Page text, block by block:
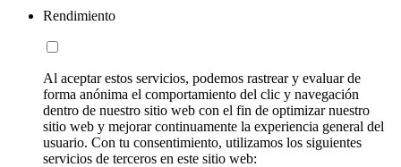
Rendimiento
Al aceptar estos servicios, podemos rastrear y evaluar de
forma anónima el comportamiento del clic y navegación
dentro de nuestro sitio web con el fin de optimizar nuestro
sitio web y mejorar continuamente la experiencia general del
usuario. Con tu consentimiento, utilizamos los siguientes
servicios de terceros en este sitio web: